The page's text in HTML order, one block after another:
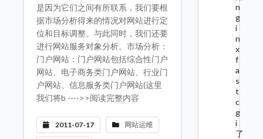
是因为它们之间有所联系，我们要根
据市场分析得来的情况对网站进行定
位和目标调整。与此同时，我们还要
进行网站服务对象分析。市场分析：
门户网站：门户网站包括综合性门户
网站、电子商务类门户网站、行业门
户网站、信息服务类门户网站(这里
我们将b ---->>阅读完整内容
2011-07-17 网站运维
n
g
i
n
x
f
a
s
t
c
g
i
了